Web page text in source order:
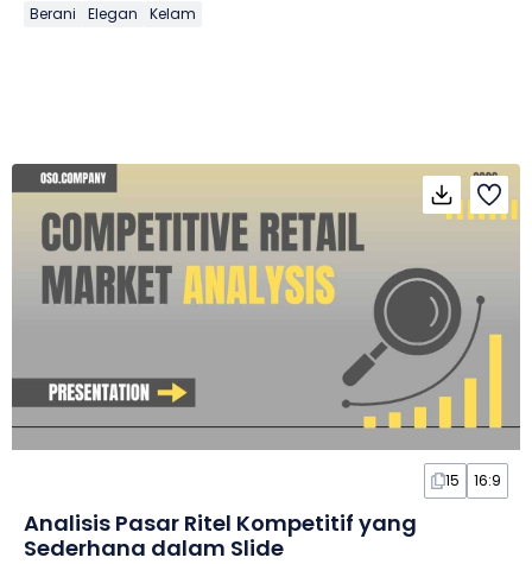
Berani Elegan Kelam
15 16:9
Analisis Pasar Ritel Kompetitif yang
Sederhana dalam Slide